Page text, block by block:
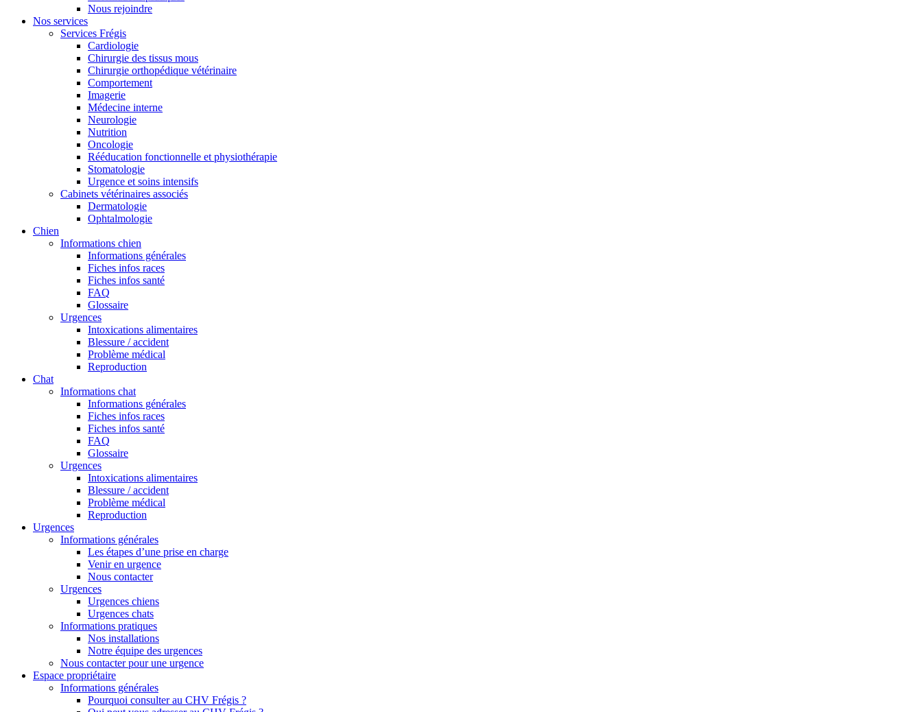
Nous rejoindre
Nos services
Services Frégis
Cardiologie
Chirurgie des tissus mous
Chirurgie orthopédique vétérinaire
Comportement
Imagerie
Médecine interne
Neurologie
Nutrition
Oncologie
Rééducation fonctionnelle et physiothérapie
Stomatologie
Urgence et soins intensifs
Cabinets vétérinaires associés
Dermatologie
Ophtalmologie
Chien
Informations chien
Informations générales
Fiches infos races
Fiches infos santé
FAQ
Glossaire
Urgences
Intoxications alimentaires
Blessure / accident
Problème médical
Reproduction
Chat
Informations chat
Informations générales
Fiches infos races
Fiches infos santé
FAQ
Glossaire
Urgences
Intoxications alimentaires
Blessure / accident
Problème médical
Reproduction
Urgences
Informations générales
Les étapes d’une prise en charge
Venir en urgence
Nous contacter
Urgences
Urgences chiens
Urgences chats
Informations pratiques
Nos installations
Notre équipe des urgences
Nous contacter pour une urgence
Espace propriétaire
Informations générales
Pourquoi consulter au CHV Frégis ?